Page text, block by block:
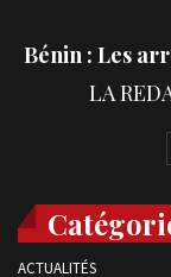
Bénin : Les
ACTUALITÉS